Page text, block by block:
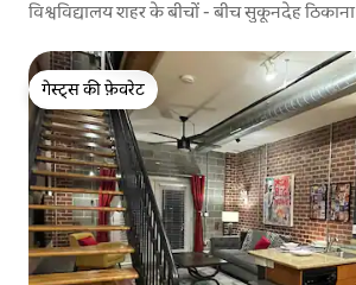
विश्वविद्यालय शहर के बीचों - बीच सुकूनदेह ठिकाना
गेस्ट्स की फ़ेवरेट
गेस्ट्स की फ़ेवरेट